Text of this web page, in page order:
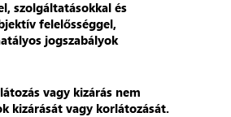
szolgáltatásokkal és
felelősséggel,
jogszabályok
vagy kizárás nem
kizárását vagy korlátozását.